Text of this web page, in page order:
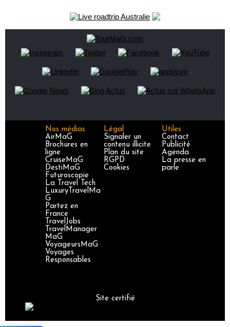
Nos médias
AirMaG
Brochures en
ligne
CruiseMaG
DestiMaG
Futuroscopie
La Travel Tech
LuxuryTravelMa
G
Partez en
France
TravelJobs
TravelManager
MaG
VoyageursMaG
Voyages
Responsables
Légal
Signaler un
contenu illicite
Plan du site
RGPD
Cookies
Utiles
Contact
Publicité
Agenda
La presse en
parle
Site certifié